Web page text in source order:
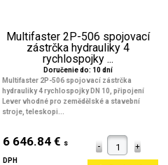
Multifaster 2P-506 spojovací
zástrčka hydrauliky 4
rychlospojky ...
Doručenie do: 10 dní
Multifaster 2P-506 spojovací zástrčka
hydrauliky 4 rychlospojky DN 10, připojení
Lever vhodné pro zemědělské a stavební
stroje, teleskopi...
6 646.84 € s
DPH